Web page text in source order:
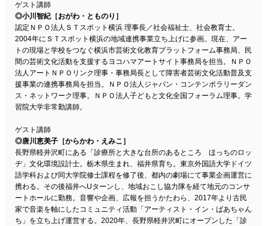
ゲスト講師
◎小川智紀［おがわ・とものり］
認定ＮＰＯ法人ＳＴスポット横浜 理事長／社会福祉士、社会教育士。
2004年にＳＴスポット横浜の地域連携事業立ち上げに参画。現在、アー
トの現場と学校をつなぐ横浜市芸術文化教育プラットフォーム事務局、民
間の芸術文化活動を支援するヨコハマアートサイト事務局を担当。ＮＰＯ
法人アートＮＰＯリンク理事・事務局長として障害者芸術文化活動普及支
援事業の連携事務局を担当。ＮＰＯ法人ジャパン・コンテンポラリーダン
ス・ネットワーク理事。ＮＰＯ法人子どもと文化全国フォーラム理事。学
習院大学非常勤講師。
ゲスト講師
◎唐川恵美子［からかわ・えみこ］
長野県軽井沢町にある「診療所と大きな台所のあるところ ほっちのロッ
ヂ」文化環境設計士。栃木県生まれ、福井県育ち。東京外国語大学ドイツ
語学科および同大学院修士課程を修了後、都内の劇場にて事業企画運営に
携わる。その後福井へUターンし、地域おこし協力隊を経て地元のコンサ
ートホールに勤務。音響や企画、広報を担うかたわら、2017年より古民
家で音楽を軸にしたコミュニティ活動「アーティスト・イン・ばあちゃん
ち」を立ち上げ運営する。2020年、長野県軽井沢町にオープンした「診